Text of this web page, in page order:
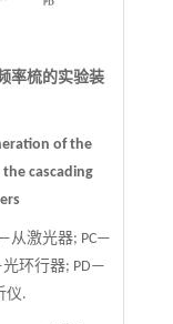
率梳的实验装
of the
cascading
从激光器; PC—
环行器; PD—
仪.